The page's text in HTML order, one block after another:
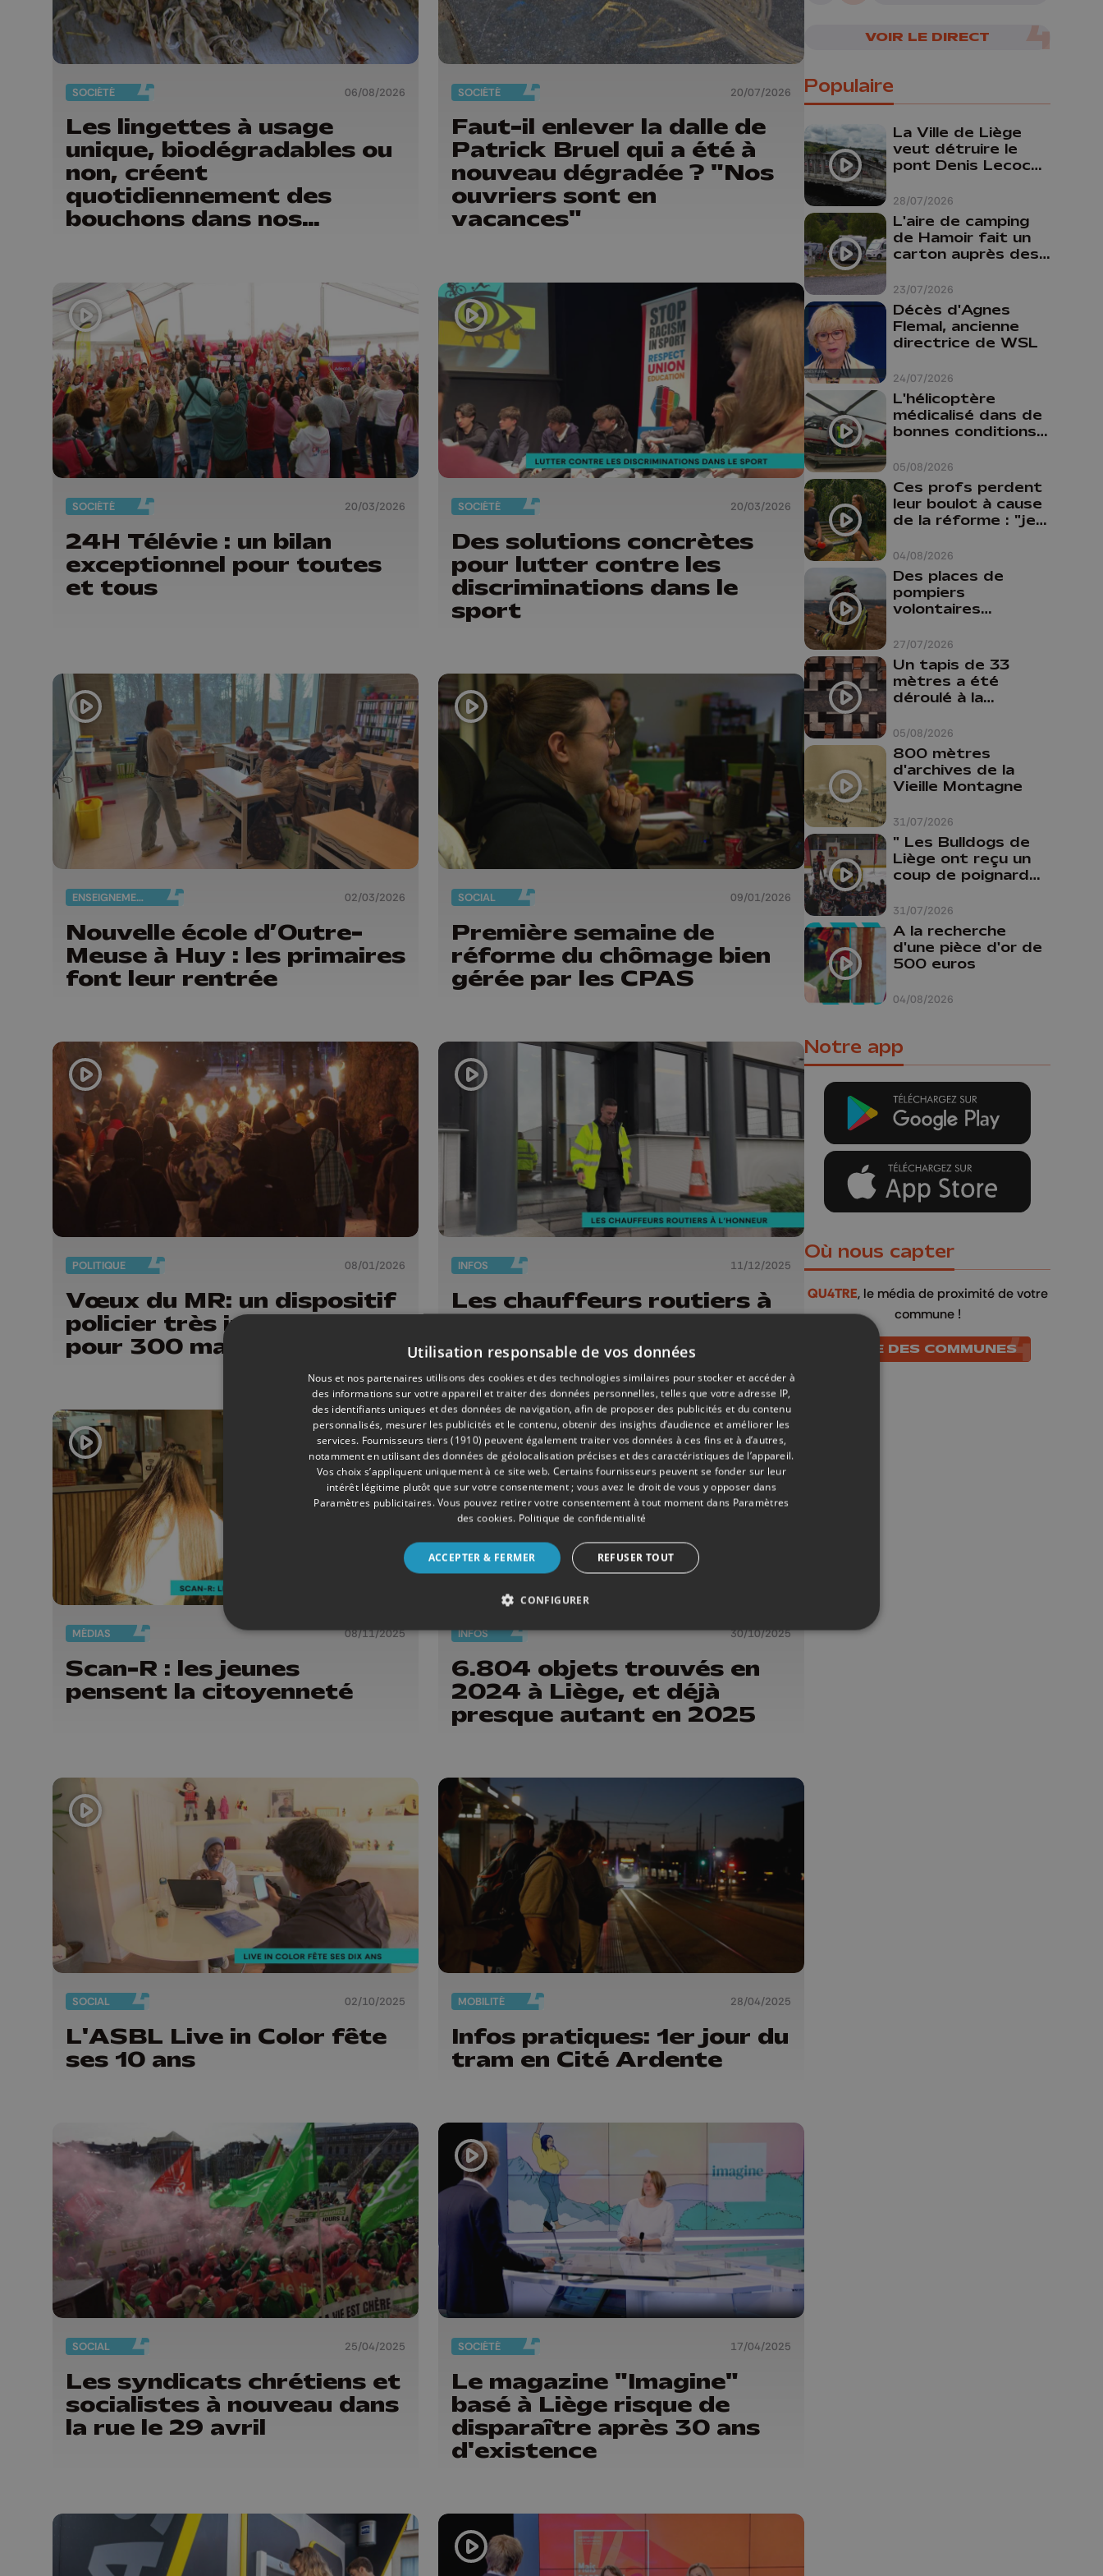
SOCIÉTÉ 06/08/2026
Les lingettes à usage
unique, biodégradables ou
non, créent
quotidiennement des
bouchons dans nos
SOCIÉTÉ 20/07/2026
Faut-il enlever la dalle de
Patrick Bruel qui a été à
nouveau dégradée ? "Nos
ouvriers sont en
vacances"
SOCIÉTÉ 20/03/2026
24H Télévie : un bilan
exceptionnel pour toutes
et tous
SOCIÉTÉ 20/03/2026
Des solutions concrètes
pour lutter contre les
discriminations dans le
sport
ENSEIGNEMENT 02/03/2026
Nouvelle école d’Outre-
Meuse à Huy : les primaires
font leur rentrée
SOCIAL 09/01/2026
Première semaine de
réforme du chômage bien
gérée par les CPAS
POLITIQUE 08/01/2026
Vœux du MR: un dispositif
policier très important
pour 300 manifestants
INFOS 11/12/2025
Les chauffeurs routiers à
l'honneur ce jeudi
MÉDIAS 08/11/2025
Scan-R : les jeunes
pensent la citoyenneté
INFOS 30/10/2025
6.804 objets trouvés en
2024 à Liège, et déjà
presque autant en 2025
SOCIAL 02/10/2025
L'ASBL Live in Color fête
ses 10 ans
MOBILITÉ 28/04/2025
Infos pratiques: 1er jour du
tram en Cité Ardente
SOCIAL 25/04/2025
Les syndicats chrétiens et
socialistes à nouveau dans
la rue le 29 avril
SOCIÉTÉ 17/04/2025
Le magazine "Imagine"
basé à Liège risque de
disparaître après 30 ans
d'existence
VOIR LE DIRECT
Populaire
28/07/2026
La Ville de Liège
veut détruire le
pont Denis Lecocq
budget pour le
faire
23/07/2026
L'aire de camping
de Hamoir fait un
carton auprès des
24/07/2026
Décès d'Agnes
Flemal, ancienne
directrice de WSL
05/08/2026
L'hélicoptère
médicalisé dans de
bonnes conditions à
04/08/2026
Ces profs perdent
leur boulot à cause
de la réforme : "je
comme prof que
comme
pharmacienne"
27/07/2026
Des places de
pompiers
volontaires
province de Liège :
"Un citoyen qui
n'est formé ne
peut pas nous
aider"
05/08/2026
Un tapis de 33
mètres a été
déroulé à la
Liège
31/07/2026
800 mètres
d'archives de la
Vieille Montagne
31/07/2026
" Les Bulldogs de
Liège ont reçu un
coup de poignard
04/08/2026
A la recherche
d'une pièce d'or de
500 euros
Notre app
Où nous capter
QU4TRE, le média de proximité de votre
commune !
LISTE DES COMMUNES
Utilisation responsable de vos données
Nous et nos partenaires utilisons des cookies et des technologies similaires pour stocker et accéder à
des informations sur votre appareil et traiter des données personnelles, telles que votre adresse IP,
des identifiants uniques et des données de navigation, afin de proposer des publicités et du contenu
personnalisés, mesurer les publicités et le contenu, obtenir des insights d’audience et améliorer les
services. Fournisseurs tiers (1910) peuvent également traiter vos données à ces fins et à d’autres,
notamment en utilisant des données de géolocalisation précises et des caractéristiques de l’appareil.
Vos choix s’appliquent uniquement à ce site web. Certains fournisseurs peuvent se fonder sur leur
intérêt légitime plutôt que sur votre consentement ; vous avez le droit de vous y opposer dans
Paramètres publicitaires. Vous pouvez retirer votre consentement à tout moment dans Paramètres
des cookies. Politique de confidentialité
ACCEPTER & FERMER REFUSER TOUT
CONFIGURER